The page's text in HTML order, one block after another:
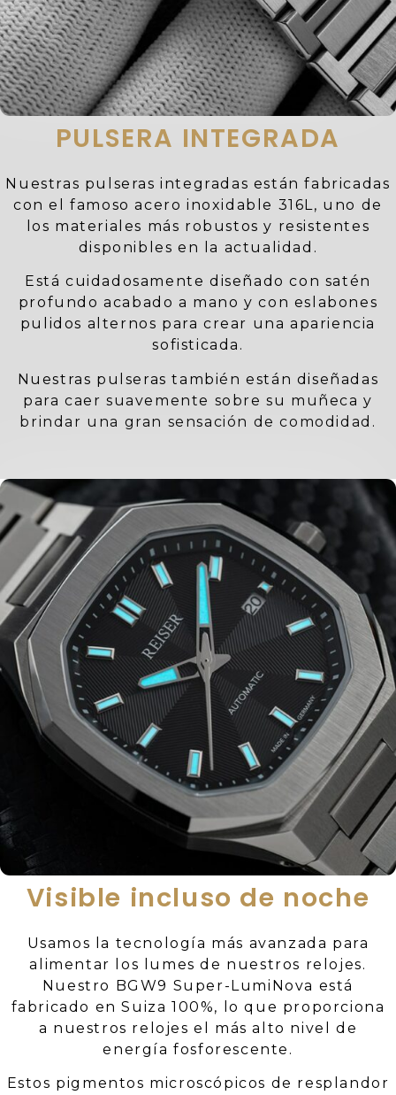
PULSERA INTEGRADA
Nuestras pulseras integradas están fabricadas
con el famoso acero inoxidable 316L, uno de
los materiales más robustos y resistentes
disponibles en la actualidad.
Está cuidadosamente diseñado con satén
profundo acabado a mano y con eslabones
pulidos alternos para crear una apariencia
sofisticada.
Nuestras pulseras también están diseñadas
para caer suavemente sobre su muñeca y
brindar una gran sensación de comodidad.
Visible incluso de noche
Usamos la tecnología más avanzada para
alimentar los lumes de nuestros relojes.
Nuestro BGW9 Super-LumiNova está
fabricado en Suiza 100%, lo que proporciona
a nuestros relojes el más alto nivel de
energía fosforescente.
Estos pigmentos microscópicos de resplandor